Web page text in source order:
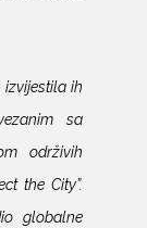
ih
sa
održivih
the City”.
globalne